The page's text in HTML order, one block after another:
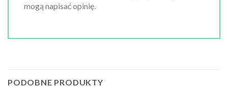
mogą napisać opinię.
PODOBNE PRODUKTY